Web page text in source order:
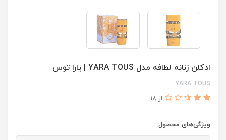
ادكلن زنانه لطافه مدل YARA TOUS | يارا توس
YARA TOUS
از 18
ویژگی‌های محصول